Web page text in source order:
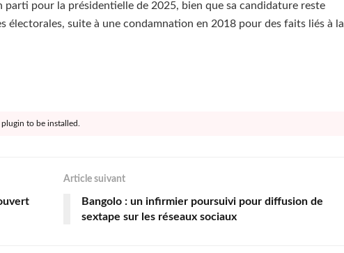
parti pour la présidentielle de 2025, bien que sa candidature reste
électorales, suite à une condamnation en 2018 pour des faits liés à la
to be installed.
Article suivant
Bangolo : un infirmier poursuivi pour diffusion de
sextape sur les réseaux sociaux